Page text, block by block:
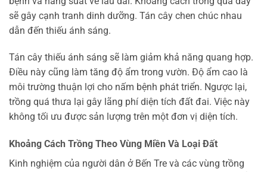
sẽ gây cạnh tranh dinh dưỡng. Tán cây chen chúc nhau
dẫn đến thiếu ánh sáng.
Tán cây thiếu ánh sáng sẽ làm giảm khả năng quang hợp.
Điều này cũng làm tăng độ ẩm trong vườn. Độ ẩm cao là
môi trường thuận lợi cho nấm bệnh phát triển. Ngược lại,
trồng quá thưa lại gây lãng phí diện tích đất đai. Việc này
không tối ưu được sản lượng trên một đơn vị diện tích.
Khoảng Cách Trồng Theo Vùng Miền Và Loại Đất
Kinh nghiệm của người dân ở Bến Tre và các vùng trồng